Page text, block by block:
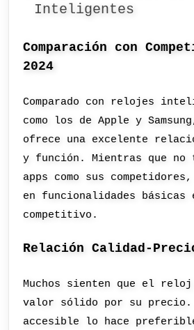
Inteligentes
Comparación con
2024
Comparado con relojes
como los de Apple y
ofrece una excelente
y función. Mientras que no
apps como sus
en funcionalidades básicas
competitivo.
Relación Calidad-
Muchos sienten que el
valor sólido por su precio.
accesible lo hace